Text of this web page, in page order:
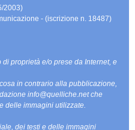
2003)
- (iscrizione n. 18487)
proprietà e/o prese da Internet, e
in contrario alla pubblicazione,
info@quelliche.net che
delle immagini utilizzate.
dei testi e delle immagini